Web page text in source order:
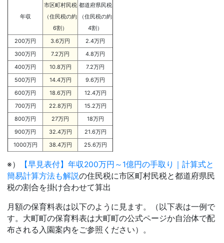
年収
市区町村民税
（住民税の約
6割）
都道府県民税
（住民税の約
4割）
200万円
3.6万円
2.4万円
300万円
7.2万円
4.8万円
400万円
10.8万円
7.2万円
500万円
14.4万円
9.6万円
600万円
18.6万円
12.4万円
700万円
22.8万円
15.2万円
800万円
27万円
18万円
900万円
32.4万円
21.6万円
1000万円
38.4万円 25.6万円
※）
【早見表付】年収200万円～1億円の手取り｜計算式と
簡易計算方法も解説の住民税に市区町村民税と都道府県民
税の割合を掛け合わせて算出
月額の保育料表は以下のように見ます。（以下表は一例で
す。大町町の保育料表は大町町の公式ページか自治体で配
布される入園案内をご参照ください）。